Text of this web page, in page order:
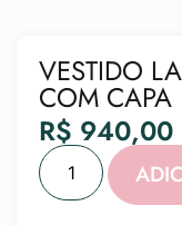
VESTIDO
COM CAPA
R$ 940,00